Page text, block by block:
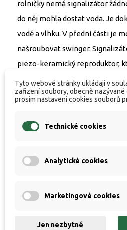
rolničky nemá signalizátor
do něj mohla dostat voda. Je
vodě a vlhku. V přední části je
našroubovat swinger.
piezo-keramický reproduktor,
a ostrý zvuk. Padák je
prutu je dostatečně hluboký (15
Napájení 2x baterie AAA.
zapomenete vypnout
signalizátoru. Rozměry
Signalizátor D-TEC E je plně
Tyto webové stránky ukládají v
zařízení soubory, obecně
prosím nastavení cookies souborů
Technické cookies
Analytické cookies
Marketingové cookies
Jen nezbytné